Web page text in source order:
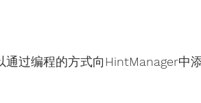
过编程的方式向HintManager中